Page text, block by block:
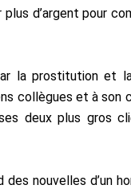
d’argent pour
la prostitution et
collègues et à son
deux plus gros
nouvelles d’un